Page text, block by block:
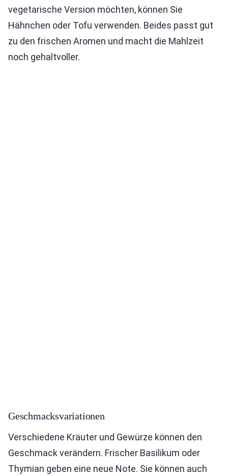
vegetarische Version möchten, können Sie
Hähnchen oder Tofu verwenden. Beides passt gut
zu den frischen Aromen und macht die Mahlzeit
noch gehaltvoller.
Geschmacksvariationen
Verschiedene Kräuter und Gewürze können den
Geschmack verändern. Frischer Basilikum oder
Thymian geben eine neue Note. Sie können auch